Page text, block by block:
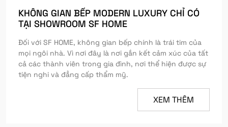
KHÔNG GIAN BẾP MODERN LUXURY CHỈ CÓ
TẠI SHOWROOM SF HOME
Đối với SF HOME, không gian bếp chính là trái tim của
mọi ngôi nhà. Vì nơi đây là nơi gắn kết cảm xúc của tất
cả các thành viên trong gia đình, nơi thể hiện được sự
tiện nghi và đẳng cấp thẩm mỹ.
XEM THÊM